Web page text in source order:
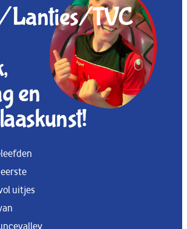
Lanties/TVC
en
uitjes